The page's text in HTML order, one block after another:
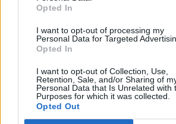
Opted In
I want to opt-out of processing my
Personal Data for Targeted
Opted In
I want to opt-out of Collection, Use,
Retention, Sale, and/or Sharing of
Personal Data that Is Unrelated with
Purposes for which it was collected.
Opted Out